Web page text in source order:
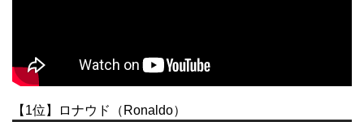
【1位】ロナウド（Ronaldo）